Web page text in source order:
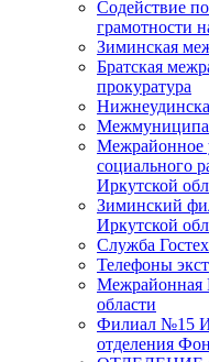
Содействие
грамотности
Зиминская
Братская
прокуратура
Межрайонное
социального
Иркутской
Зиминский
Иркутской
Служба
Телефоны
области
Филиал №15
отделения